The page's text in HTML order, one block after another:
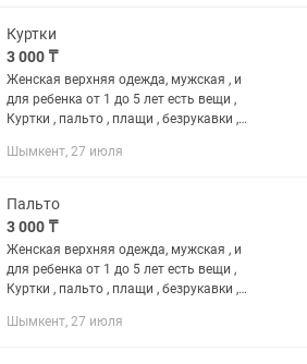
Куртки
3 000 ₸
Женская верхняя одежда, мужская , и
для ребенка от 1 до 5 лет есть вещи ,
Куртки , пальто , плащи , безрукавки ,
каждую за 3.000 тенге, остальные вещи
Шымкент, 27 июля
Пальто
3 000 ₸
Женская верхняя одежда, мужская , и
для ребенка от 1 до 5 лет есть вещи ,
Куртки , пальто , плащи , безрукавки ,
каждую за 3.000 тенге, остальные вещи
Шымкент, 27 июля